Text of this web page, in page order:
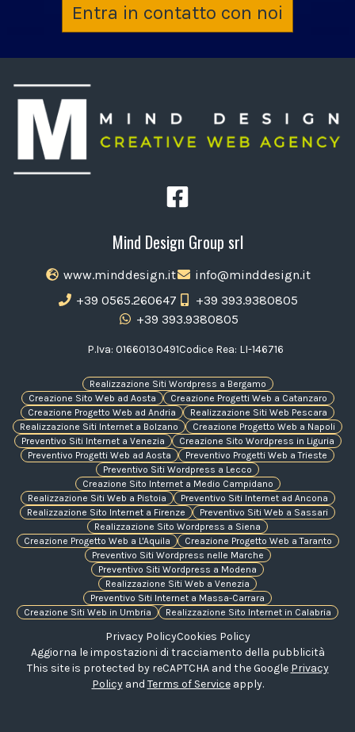
Entra in contatto con noi
Mind Design Group srl
www.minddesign.it
info@minddesign.it
+39 0565.260647
+39 393.9380805
+39 393.9380805
P.Iva: 01660130491Codice Rea: LI-146716
Realizzazione Siti Wordpress a Bergamo
Creazione Sito Web ad Aosta
Creazione Progetti Web a Catanzaro
Creazione Progetto Web ad Andria
Realizzazione Siti Web Pescara
Realizzazione Siti Internet a Bolzano
Creazione Progetto Web a Napoli
Preventivo Siti Internet a Venezia
Creazione Sito Wordpress in Liguria
Preventivo Progetti Web ad Aosta
Preventivo Progetti Web a Trieste
Preventivo Siti Wordpress a Lecco
Creazione Sito Internet a Medio Campidano
Realizzazione Siti Web a Pistoia
Preventivo Siti Internet ad Ancona
Realizzazione Sito Internet a Firenze
Preventivo Siti Web a Sassari
Realizzazione Sito Wordpress a Siena
Creazione Progetto Web a L'Aquila
Creazione Progetto Web a Taranto
Preventivo Siti Wordpress nelle Marche
Preventivo Siti Wordpress a Modena
Realizzazione Siti Web a Venezia
Preventivo Siti Internet a Massa-Carrara
Creazione Siti Web in Umbria
Realizzazione Sito Internet in Calabria
Privacy PolicyCookies Policy
Aggiorna le impostazioni di tracciamento della pubblicità
This site is protected by reCAPTCHA and the Google Privacy
Policyand Terms of Serviceapply.